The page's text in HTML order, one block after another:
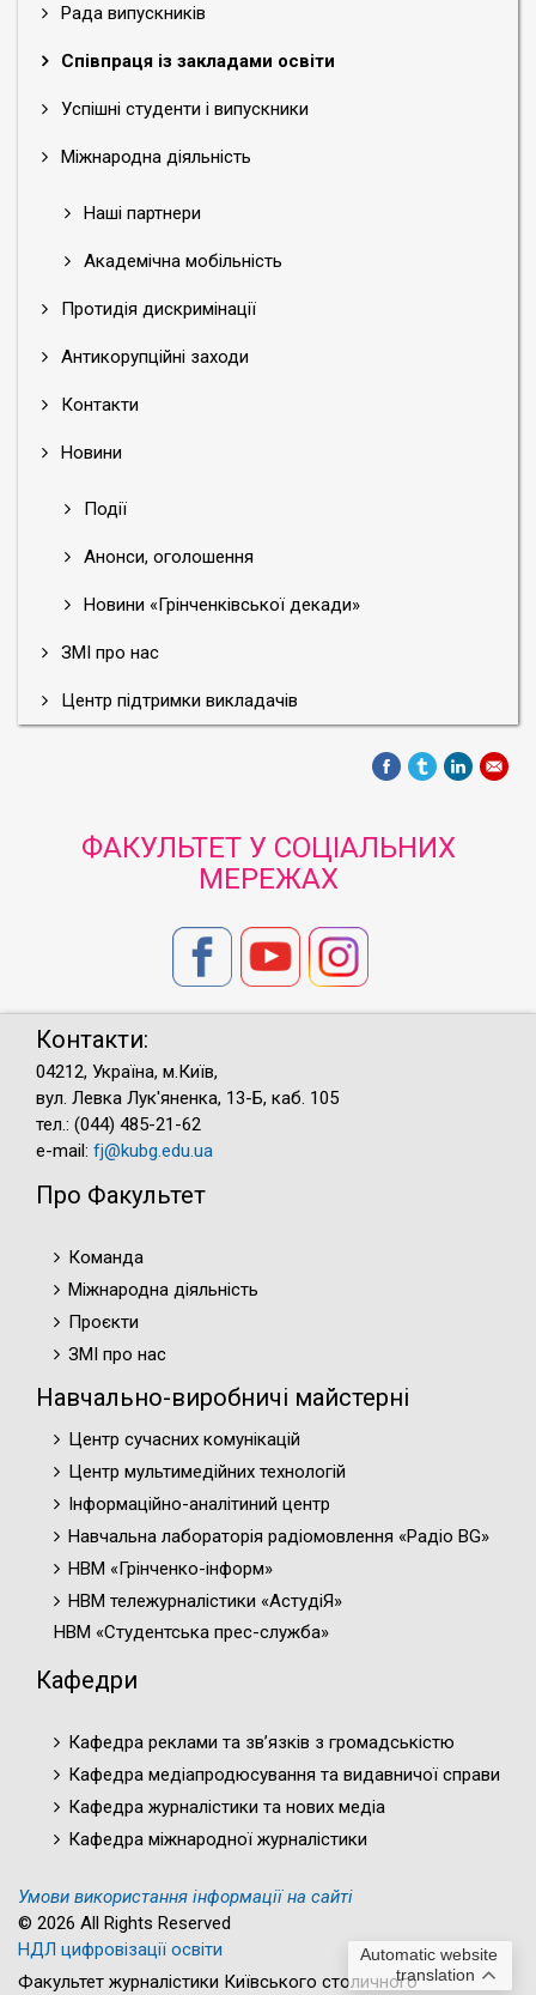
Рада випускників
Співпраця із закладами освіти
Успішні студенти і випускники
Міжнародна діяльність
Наші партнери
Академічна мобільність
Протидія дискримінації
Антикорупційні заходи
Контакти
Новини
Події
Анонси, оголошення
Новини «Грінченківської декади»
ЗМІ про нас
Центр підтримки викладачів
Automatic website
translation
ФАКУЛЬТЕТ У СОЦІАЛЬНИХ
МЕРЕЖАХ
Контакти:
04212, Україна, м.Київ,
вул. Левка Лук'яненка, 13-Б, каб. 105
тел.: (044) 485-21-62
e-mail: fj@kubg.edu.ua
Про Факультет
Команда
Міжнародна діяльність
Проєкти
ЗМІ про нас
Навчально-виробничі майстерні
Центр сучасних комунікацій
Центр мультимедійних технологій
Інформаційно-аналітиний центр
Навчальна лабораторія радіомовлення «Радіо BG»
НВМ «Грінченко-інформ»
НВМ тележурналістики «АстудіЯ»
НВМ «Студентська прес-служба»
Кафедри
Кафедра реклами та зв’язків з громадськістю
Кафедра медіапродюсування та видавничої справи
Кафедра журналістики та нових медіа
Кафедра міжнародної журналістики
Умови використання інформації на сайті
© 2026 All Rights Reserved
НДЛ цифровізації освіти
Факультет журналістики Київського столичного